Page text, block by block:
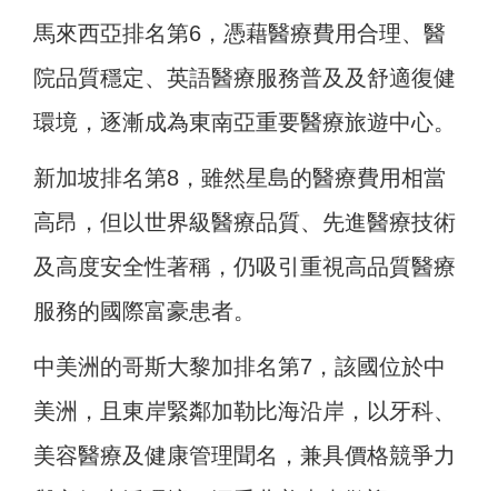
馬來西亞排名第6，憑藉醫療費用合理、醫
院品質穩定、英語醫療服務普及及舒適復健
環境，逐漸成為東南亞重要醫療旅遊中心。
新加坡排名第8，雖然星島的醫療費用相當
高昂，但以世界級醫療品質、先進醫療技術
及高度安全性著稱，仍吸引重視高品質醫療
服務的國際富豪患者。
中美洲的哥斯大黎加排名第7，該國位於中
美洲，且東岸緊鄰加勒比海沿岸，以牙科、
美容醫療及健康管理聞名，兼具價格競爭力